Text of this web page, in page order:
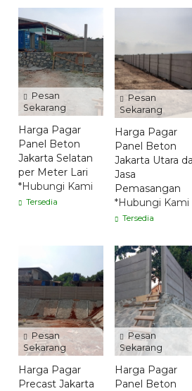
Pesan
Sekarang
Harga Pagar
Panel Beton
Jakarta Selatan
per Meter Lari
*Hubungi Kami
Tersedia
Pesan
Sekarang
Harga Pagar
Panel Beton
Jakarta Utara
Jasa
Pemasangan
*Hubungi Kami
Tersedia
Pesan
Sekarang
Harga Pagar
Precast Jakarta
Pesan
Sekarang
Harga Pagar
Panel Beton